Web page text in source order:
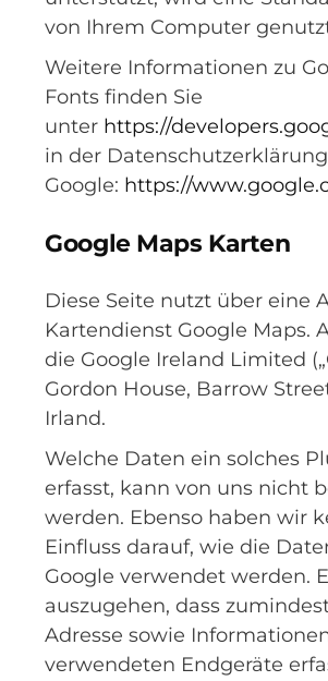
von Ihrem Computer
Weitere Informationen zu
Fonts finden Sie
unter https://
in der
Google: https://
Google Maps Karten
Diese Seite nutzt über eine
Kartendienst Google Maps.
die Google Ireland Limited
Gordon House, Barrow
Irland.
Welche Daten ein solches
erfasst, kann von uns nicht
werden. Ebenso haben wir
Einfluss darauf, wie die
Google verwendet werden.
auszugehen, dass
Adresse sowie
verwendeten Endgeräte